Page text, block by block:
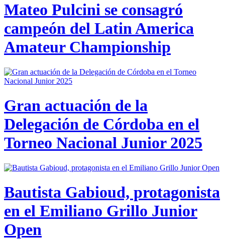
Mateo Pulcini se consagró
campeón del Latin America
Amateur Championship
Gran actuación de la
Delegación de Córdoba en el
Torneo Nacional Junior 2025
Bautista Gabioud, protagonista
en el Emiliano Grillo Junior
Open